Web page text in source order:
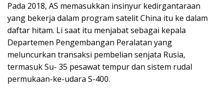
Pada 2018, AS memasukkan insinyur kedirgantaraan
yang bekerja dalam program satelit China itu ke dalam
daftar hitam. Li saat itu menjabat sebagai kepala
Departemen Pengembangan Peralatan yang
meluncurkan transaksi pembelian senjata Rusia,
termasuk Su- 35 pesawat tempur dan sistem rudal
permukaan-ke-udara S-400.